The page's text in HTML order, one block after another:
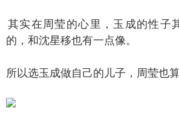
在周莹的心里，玉成的性子
的，和沈星移也有一点像。
选玉成做自己的儿子，周莹也算